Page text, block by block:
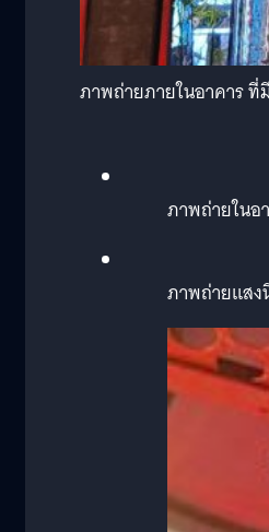
ภาพถ่ายภายในอาคาร ที่
ภาพถ่ายในอ
ภาพถ่ายแส